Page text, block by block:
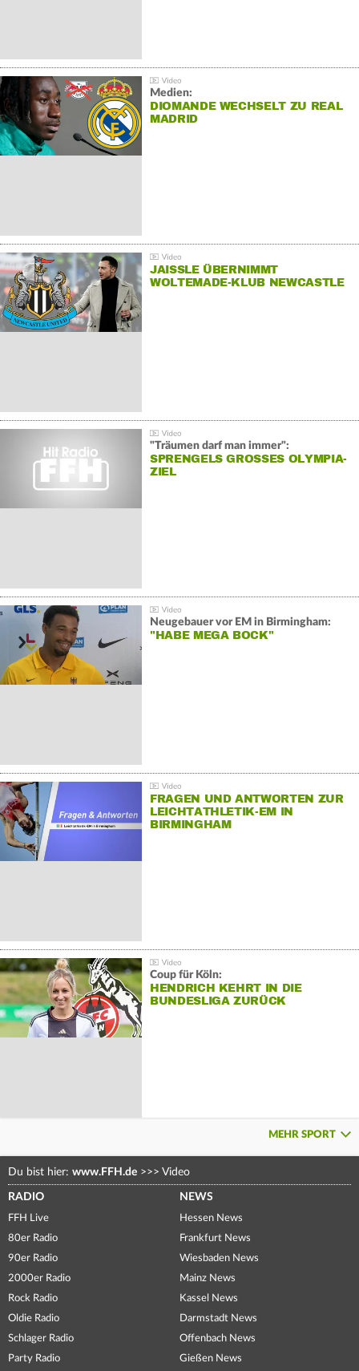
Medien:
DIOMANDE WECHSELT ZU REAL
MADRID
JAISSLE ÜBERNIMMT
WOLTEMADE-KLUB NEWCASTLE
"Träumen darf man immer":
SPRENGELS GROSSES OLYMPIA-Z
IEL
Neugebauer vor EM in Birmingham:
"HABE MEGA BOCK"
FRAGEN UND ANTWORTEN ZUR
LEICHTATHLETIK-EM IN
BIRMINGHAM
Coup für Köln:
HENDRICH KEHRT IN DIE
BUNDESLIGA ZURÜCK
MEHR SPORT
Du bist hier: www.FFH.de >>> Video
RADIO
FFH Live
80er Radio
90er Radio
2000er Radio
Rock Radio
Oldie Radio
Schlager Radio
Party Radio
NEWS
Hessen News
Frankfurt News
Wiesbaden News
Mainz News
Kassel News
Darmstadt News
Offenbach News
Gießen News